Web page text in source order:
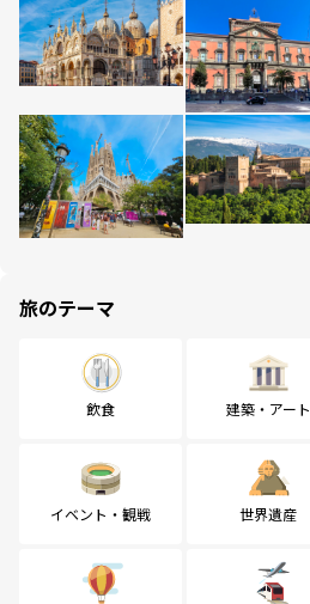
旅のテーマ
飲食 建築・アート
イベント・観戦 世界遺産